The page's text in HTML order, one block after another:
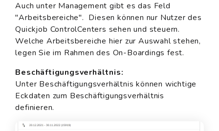
Auch unter Management gibt es das Feld
"Arbeitsbereiche". Diesen können nur Nutzer des
Quickjob ControlCenters sehen und steuern.
Welche Arbeitsbereiche hier zur Auswahl stehen,
legen Sie im Rahmen des On-Boardings fest.
Beschäftigungsverhältnis:
Unter Beschäftigungsverhältnis können wichtige
Eckdaten zum Beschäftigungsverhältnis
definieren.